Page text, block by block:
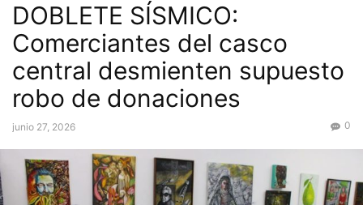
DOBLETE SÍSMICO:
Comerciantes del casco
central desmienten supuesto
robo de donaciones
junio 27, 2026 0